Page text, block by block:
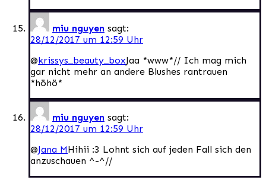
miu nguyen sagt:
28/12/2017 um 12:59 Uhr
@krissys_beauty_boxJaa *www*// Ich mag mich
gar nicht mehr an andere Blushes rantrauen
*höhö*
miu nguyen sagt:
28/12/2017 um 12:59 Uhr
@Jana MHihii :3 Lohnt sich auf jeden Fall sich den
anzuschauen ^-^//